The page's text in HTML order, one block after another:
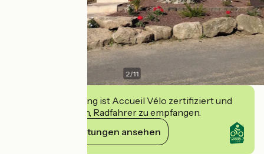
2/11
Diese Einrichtung ist Accueil Vélo zertifiziert und
verpflichtet sich, Radfahrer zu empfangen.
Ihre Verpflichtungen ansehen